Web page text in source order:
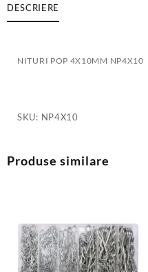
DESCRIERE
NITURI POP 4X10MM NP4X10
SKU: NP4X10
Produse similare